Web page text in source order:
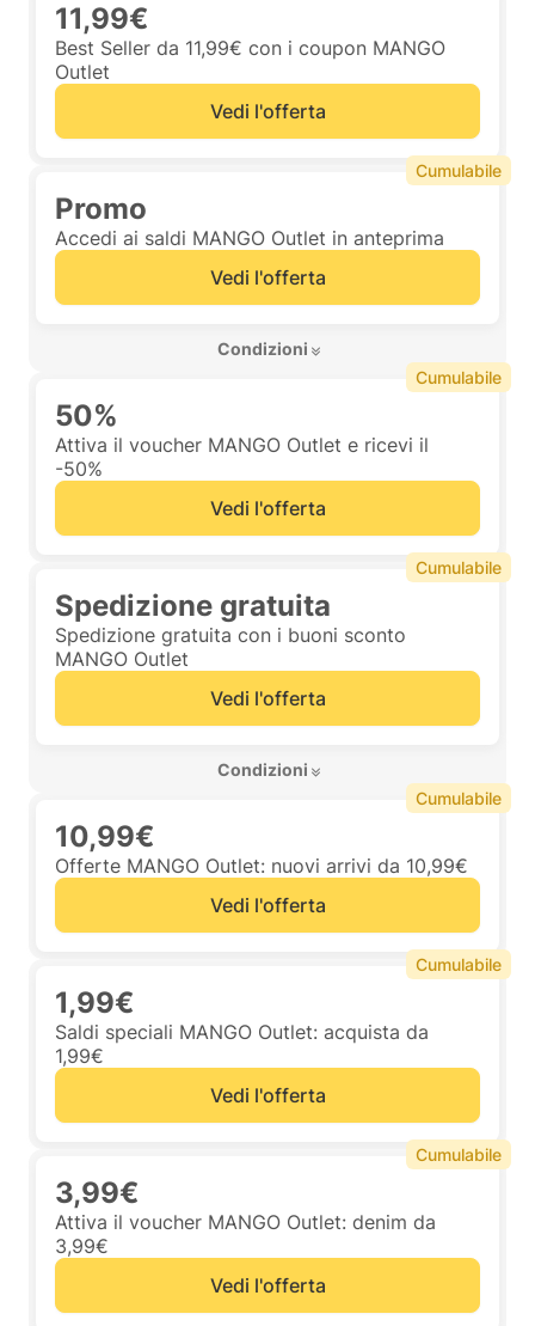
11,99€
Best Seller da 11,99€ con i coupon MANGO
Outlet
Vedi l'offerta
Promo
Accedi ai saldi MANGO Outlet in anteprima
Vedi l'offerta
Condizioni
Cumulabile
50%
Attiva il voucher MANGO Outlet e ricevi il
-50%
Vedi l'offerta
Cumulabile
Spedizione gratuita
Spedizione gratuita con i buoni sconto
MANGO Outlet
Vedi l'offerta
Condizioni
Cumulabile
10,99€
Offerte MANGO Outlet: nuovi arrivi da 10,99€
Vedi l'offerta
Cumulabile
1,99€
Saldi speciali MANGO Outlet: acquista da
1,99€
Vedi l'offerta
Cumulabile
3,99€
Attiva il voucher MANGO Outlet: denim da
3,99€
Vedi l'offerta
Cumulabile